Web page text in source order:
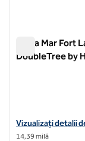
Bahia Mar Fort
DoubleTree by
Vizualizați
Vizualizați detalii
14,39 milă